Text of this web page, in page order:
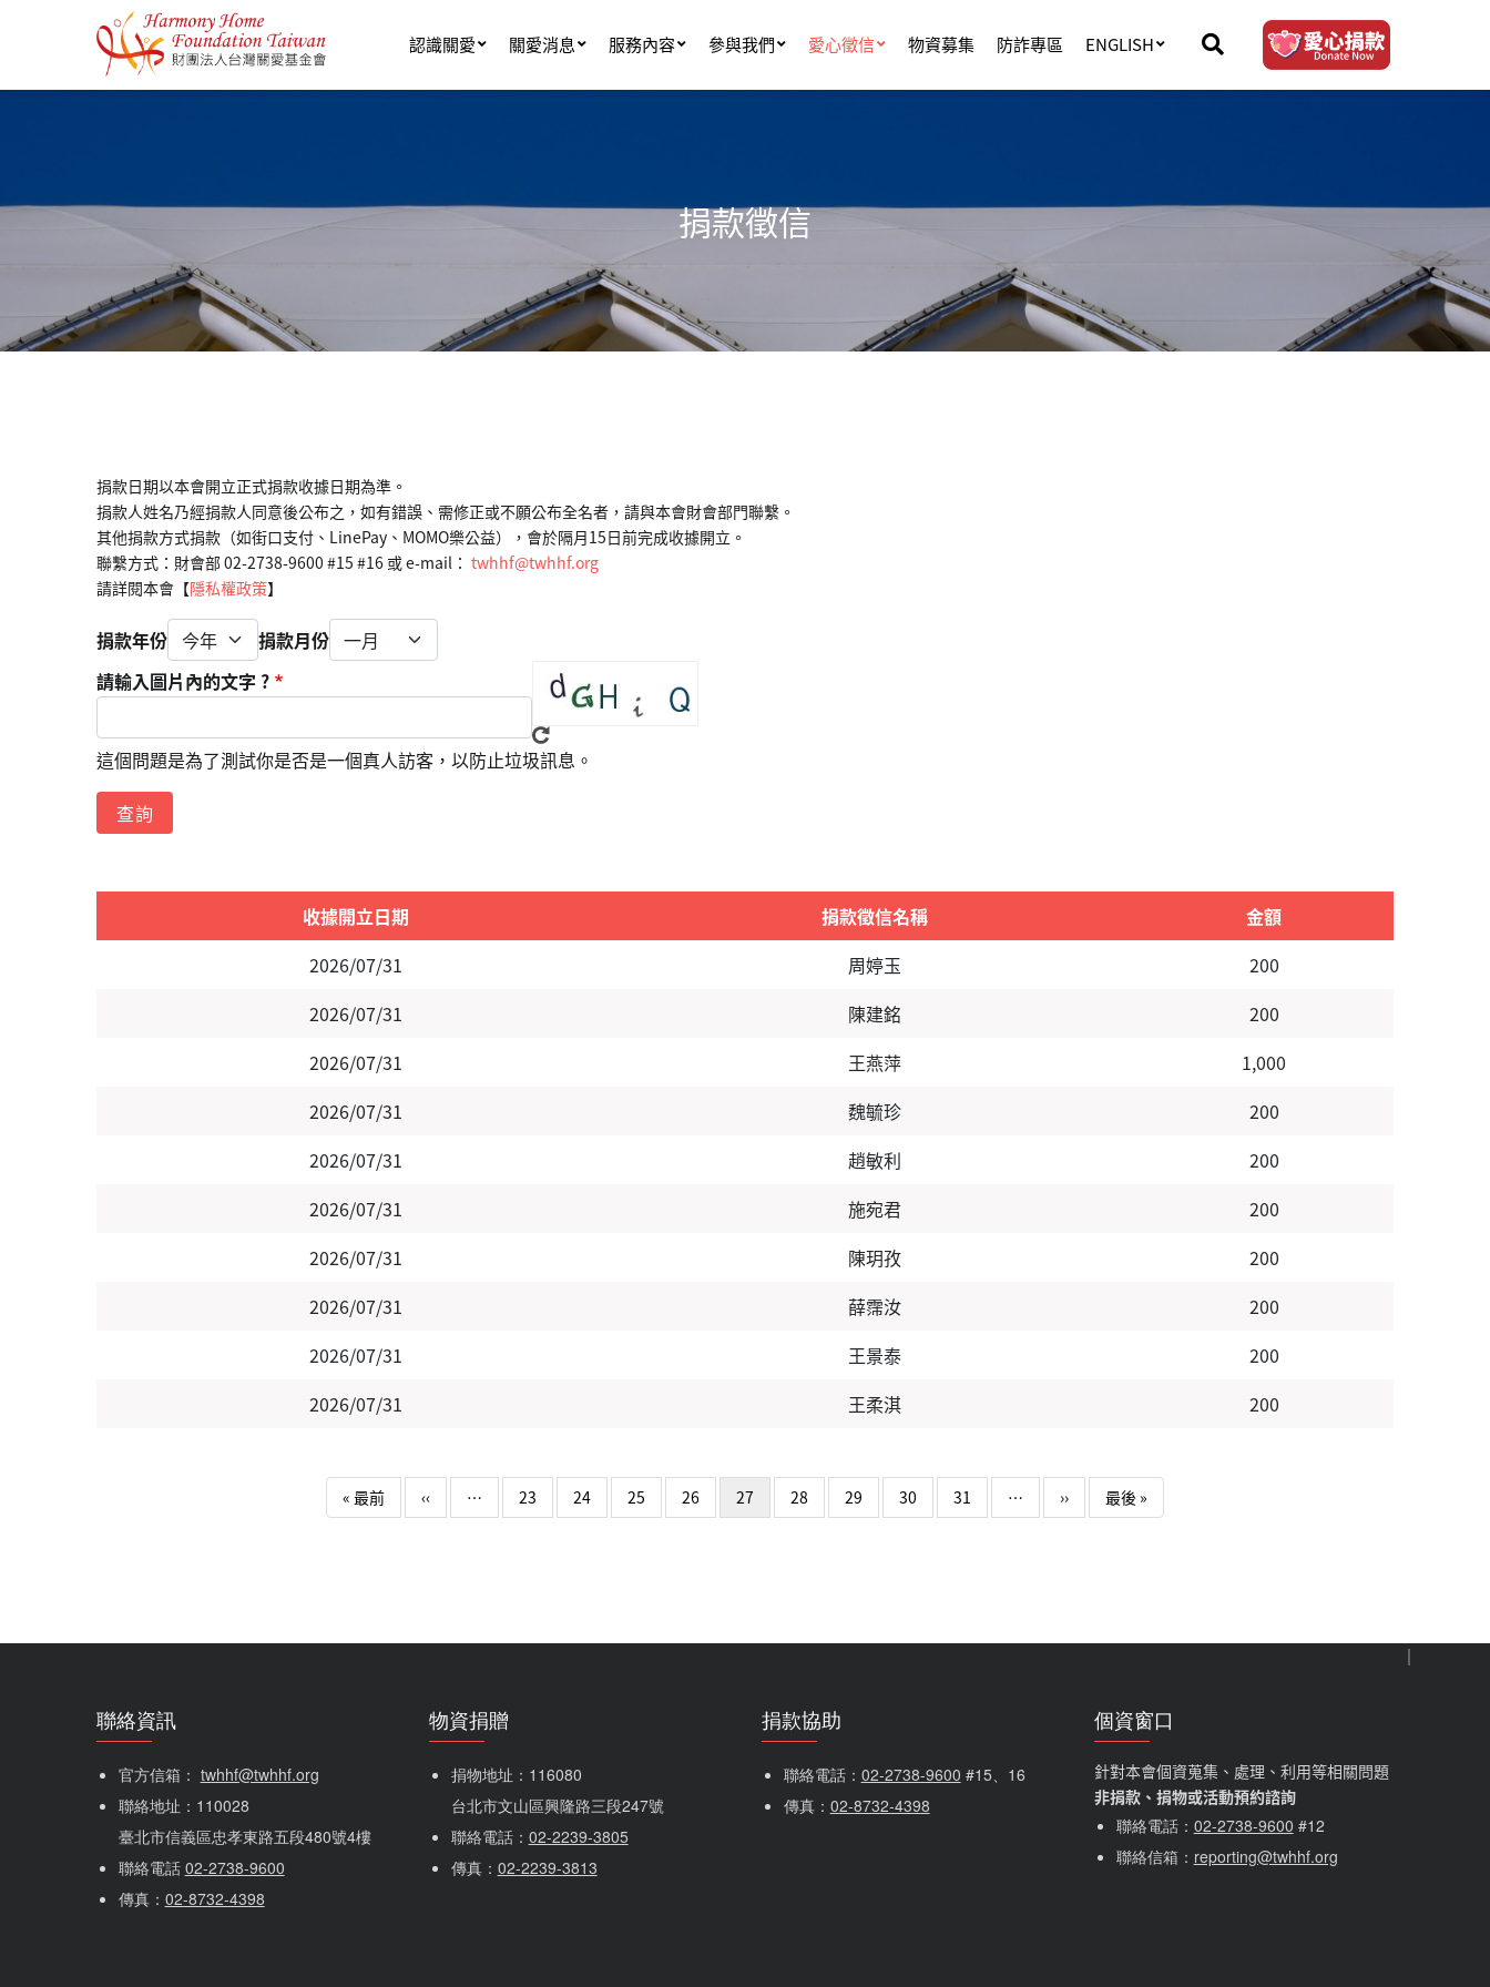
認識關愛 關愛消息 服務內容 參與我們 愛心徵信 物資募集 防詐專區 ENGLISH
捐款徵信
捐款日期以本會開立正式捐款收據日期為準。
捐款人姓名乃經捐款人同意後公布之，如有錯誤、需修正或不願公布全名者，請與本會財會部門聯繫。
其他捐款方式捐款（如街口支付、LinePay、MOMO樂公益），會於隔月15日前完成收據開立。
聯繫方式：財會部 02-2738-9600 #15 #16 或 e-mail： twhhf@twhhf.org
請詳閱本會【隱私權政策】
捐款年份
捐款月份
請輸入圖片內的文字 ?
這個問題是為了測試你是否是一個真人訪客，以防止垃圾訊息。
收據開立日期 捐款徵信名稱
金額
2026/07/31
周婷玉
200
2026/07/31
陳建銘
200
2026/07/31
王燕萍
1,000
2026/07/31
魏毓珍
200
2026/07/31
趙敏利
200
2026/07/31
施宛君
200
2026/07/31
陳玥孜
200
2026/07/31
薛霈汝
200
2026/07/31
王景泰
200
2026/07/31
王柔淇 200
« 最前First page
‹‹Previous page
… 23 24 25 26 27 28 29 30 31 … ››下一頁最後 »
聯絡資訊
官方信箱： twhhf@twhhf.org
聯絡地址：110028
臺北市信義區忠孝東路五段480號4樓
聯絡電話 02-2738-9600
傳真： 02-8732-4398
物資捐贈
捐物地址：116080
台北市文山區興隆路三段247號
聯絡電話： 02-2239-3805
傳真： 02-2239-3813
捐款協助
聯絡電話： 02-2738-9600 #15、16
傳真： 02-8732-4398
個資窗口
針對本會個資蒐集、處理、利用等相關問題
非捐款、捐物或活動預約諮詢
聯絡電話： 02-2738-9600 #12
聯絡信箱： reporting@twhhf.org